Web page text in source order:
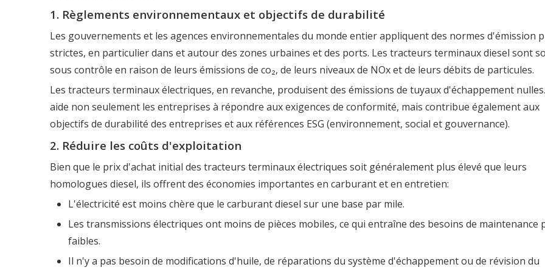
1. Règlements environnementaux et objectifs de durabilité
Les gouvernements et les agences environnementales du monde entier appliquent des normes d'émission
strictes, en particulier dans et autour des zones urbaines et des ports. Les tracteurs terminaux diesel sont
sous contrôle en raison de leurs émissions de co₂, de leurs niveaux de NOx et de leurs débits de particules.
Les tracteurs terminaux électriques, en revanche, produisent des émissions de tuyaux d'échappement
aide non seulement les entreprises à répondre aux exigences de conformité, mais contribue également aux
objectifs de durabilité des entreprises et aux références ESG (environnement, social et gouvernance).
2. Réduire les coûts d'exploitation
Bien que le prix d'achat initial des tracteurs terminaux électriques soit généralement plus élevé que leurs
homologues diesel, ils offrent des économies importantes en carburant et en entretien:
L'électricité est moins chère que le carburant diesel sur une base par mile.
Les transmissions électriques ont moins de pièces mobiles, ce qui entraîne des besoins de maintenance
faibles.
Il n'y a pas besoin de modifications d'huile, de réparations du système d'échappement ou de révision du